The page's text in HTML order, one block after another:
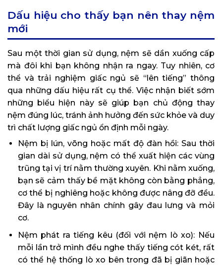
Dấu hiệu cho thấy bạn nên thay nệm
mới
Sau một thời gian sử dụng, nệm sẽ dần xuống cấp
mà đôi khi bạn không nhận ra ngay. Tuy nhiên, cơ
thể và trải nghiệm giấc ngủ sẽ “lên tiếng” thông
qua những dấu hiệu rất cụ thể. Việc nhận biết sớm
những biểu hiện này sẽ giúp bạn chủ động thay
nệm đúng lúc, tránh ảnh hưởng đến sức khỏe và duy
trì chất lượng giấc ngủ ổn định mỗi ngày.
Nệm bị lún, võng hoặc mất độ đàn hồi: Sau thời
gian dài sử dụng, nệm có thể xuất hiện các vùng
trũng tại vị trí nằm thường xuyên. Khi nằm xuống,
bạn sẽ cảm thấy bề mặt không còn bằng phẳng,
cơ thể bị nghiêng hoặc không được nâng đỡ đều.
Đây là nguyên nhân chính gây đau lưng và mỏi
cơ.
Nệm phát ra tiếng kêu (đối với nệm lò xo): Nếu
mỗi lần trở mình đều nghe thấy tiếng cót két, rất
có thể hệ thống lò xo bên trong đã bị giãn hoặc